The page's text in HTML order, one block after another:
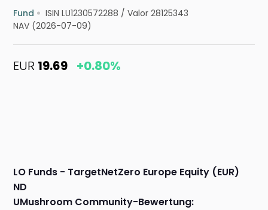
Fund ISIN LU1230572288 /Valor 28125343
NAV (2026-07-09)
EUR 19.69 +0.80%
LO Funds - TargetNetZero Europe Equity (EUR)
ND
UMushroom Community-Bewertung: